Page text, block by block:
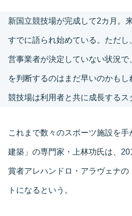
新国立競技場が完成して2カ月。
すでに語られ始めている。ただ
営事業者が決定していない状況
を判断するのはまだ早いのかも
競技場は利用者と共に成長するス
これまで数々のスポーツ施設を
建築」の専門家・上林功氏は、
賞者アレハンドロ・アラヴェナ
トになるという。